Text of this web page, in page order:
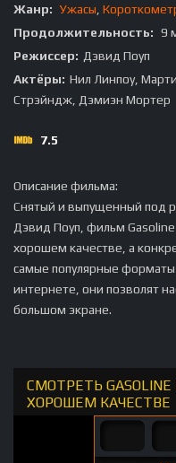
Жанр: Ужасы
Продолжительность: 9
Режиссер: Дэвид Поуп
Актёры: Нил Линпоу,
Стрэйндж, Дэмиэн Мортер
7.5
Описание фильма:
Снятый и выпущенный под
Дэвид Поуп, фильм
хорошем качестве, а
самые популярные форматы
интернете, они позволят
большом экране.
СМОТРЕТЬ
ХОРОШЕМ КАЧЕСТВЕ